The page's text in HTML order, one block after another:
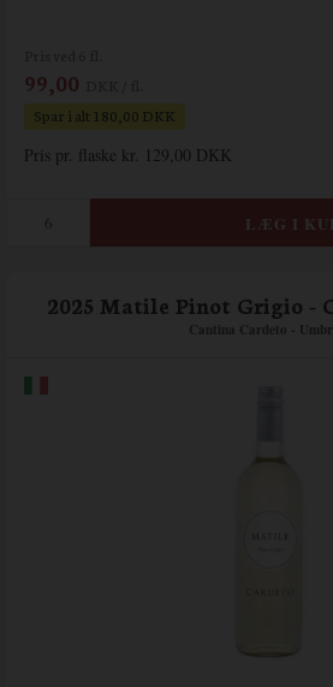
99,00
Spar i alt 180,00 DKK
Pris pr. flaske kr. 129,00 DKK
2025 Matile Pinot Grigio -
Cantina Cardeto -